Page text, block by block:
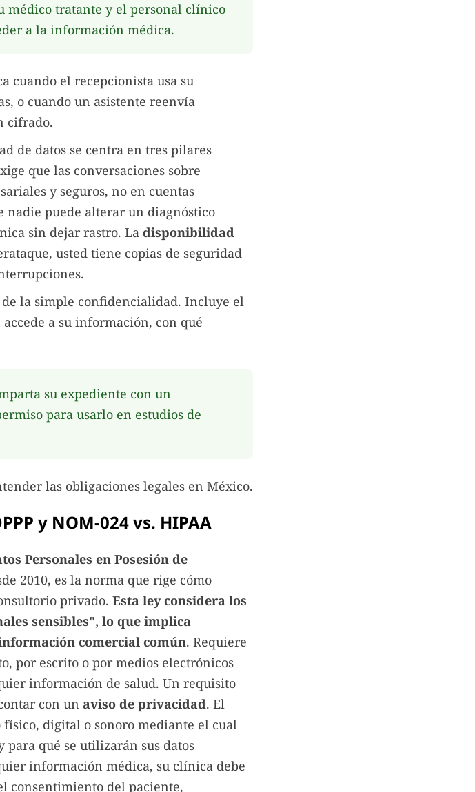
médico tratante y el personal clínico
a la información médica.
cuando el recepcionista usa su
o cuando un asistente reenvía
cifrado.
de datos se centra en tres pilares
que las conversaciones sobre
y seguros, no en cuentas
nadie puede alterar un diagnóstico
sin dejar rastro. La disponibilidad
usted tiene copias de seguridad
la simple confidencialidad. Incluye el
a su información, con qué
su expediente con un
para usarlo en estudios de
las obligaciones legales en México.
y NOM-024 vs. HIPAA
Personales en Posesión de
2010, es la norma que rige cómo
privado. Esta ley considera los
sensibles", lo que implica
comercial común. Requiere
por escrito o por medios electrónicos
información de salud. Un requisito
con un aviso de privacidad. El
digital o sonoro mediante el cual
para qué se utilizarán sus datos
información médica, su clínica debe
consentimiento del paciente,